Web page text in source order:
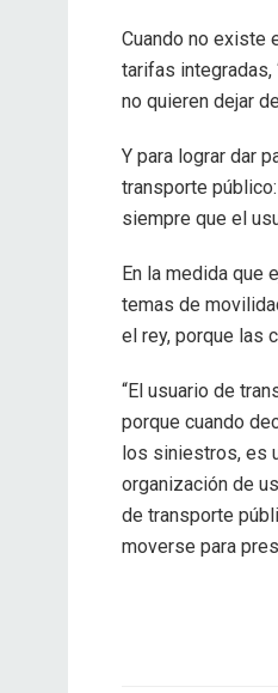
Cuando no existe
tarifas integradas,
no quieren dejar
Y para lograr dar
transporte
siempre que el
En la medida que
temas de
el rey, porque las
“El usuario de
porque cuando
los siniestros, es
organización de
de transporte
moverse para